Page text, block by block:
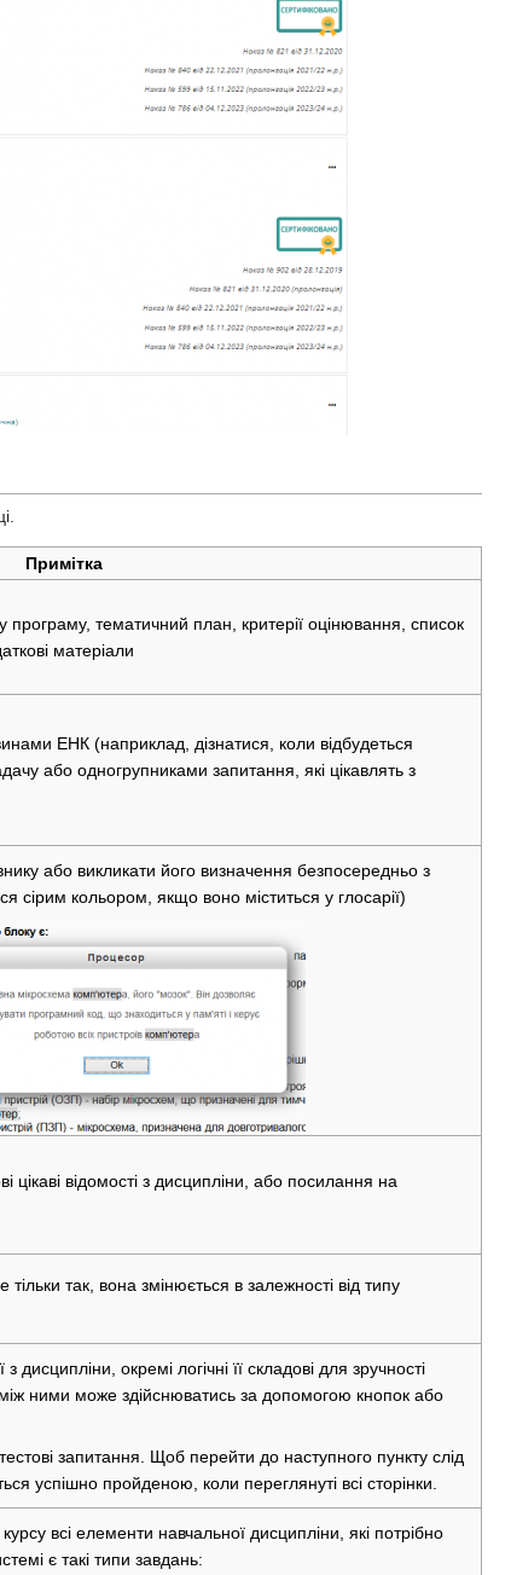
Примітка
програму, тематичний план, критерії оцінювання, список
матеріали
ЕНК (наприклад, дізнатися, коли відбудеться
або одногрупниками запитання, які цікавлять з
або викликати його визначення безпосередньо з
сірим кольором, якщо воно міститься у глосарії)
відомості з дисципліни, або посилання на
так, вона змінюється в залежності від типу
дисципліни, окремі логічні її складові для зручності
ними може здійснюватись за допомогою кнопок або
запитання. Щоб перейти до наступного пункту слід
успішно пройденою, коли переглянуті всі сторінки.
всі елементи навчальної дисципліни, які потрібно
є такі типи завдань: